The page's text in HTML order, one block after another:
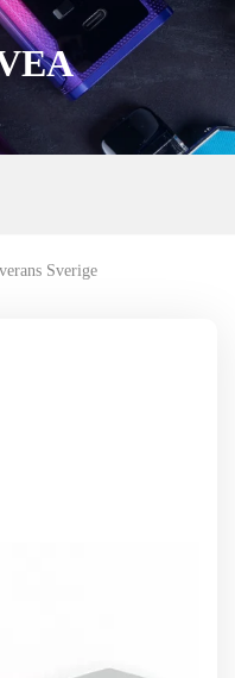
Sverige